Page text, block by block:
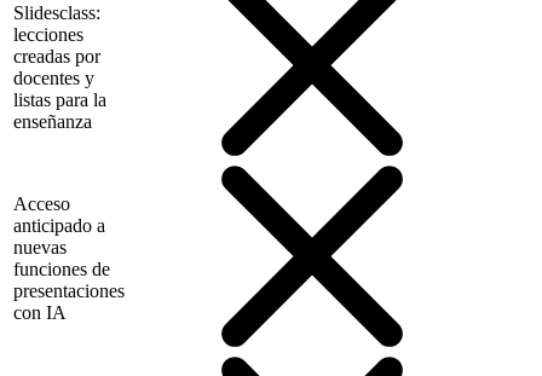
Slidesclass:
lecciones
creadas por
docentes y
listas para la
enseñanza
Acceso
anticipado a
nuevas
funciones de
presentaciones
con IA